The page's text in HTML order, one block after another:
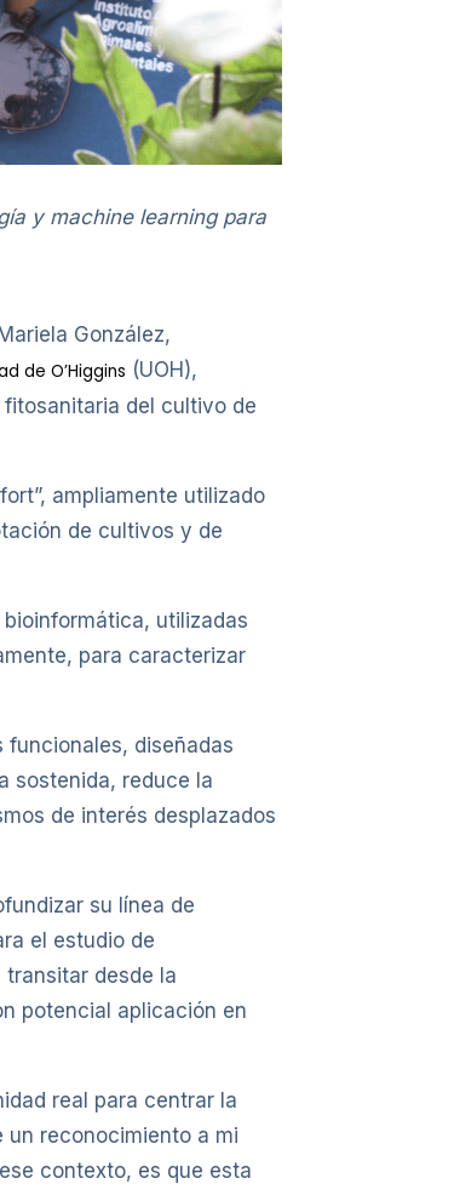
y machine learning para
González,
de O’Higgins (UOH),
del cultivo de
ampliamente utilizado
de cultivos y de
utilizadas
para caracterizar
funcionales, diseñadas
sostenida, reduce la
de interés desplazados
su línea de
el estudio de
desde la
potencial aplicación en
real para centrar la
reconocimiento a mi
contexto, es que esta